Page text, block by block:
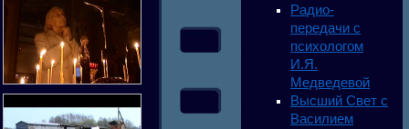
Радио-
передачи с
психологом
И.Я.
Медведевой
Высший Свет с
Василием